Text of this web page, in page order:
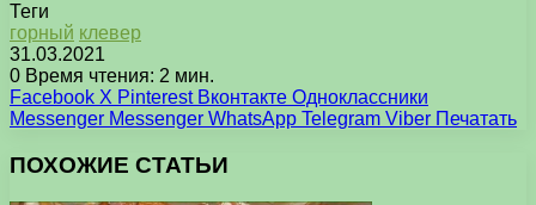
Теги
горный клевер
31.03.2021
0 Время чтения: 2 мин.
Facebook X Pinterest Вконтакте Одноклассники
Messenger Messenger WhatsApp Telegram Viber Печатать
ПОХОЖИЕ СТАТЬИ